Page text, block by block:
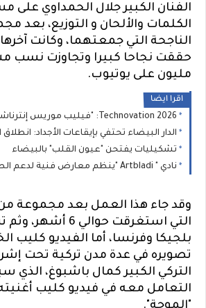
الفنان الكبير جلال الحمداوي على
الكلمات والألحان و التوزيع، بعد
الناجحة التي جمعتهما، وكانت آخرها
مليون على يوتيوب.
اقرا ايضا
2026 Technovation: "فيليب موريس إنترناشيونال" تجمع بالرباط خبراء دوليين لتسريع الحوار حول الابتكار والعلم والصحة العامة
الدار البيضاء تحتفي بإيقاعات الأجداد: انطلاق الدورة 14 لمهرجان "نجوم كناوة" بحضور
تشكيليات يفتحن "عيون القلب" بالبيضاء
نادي " Artbladi "ينظم معارض فنية لدعم الصحة النفسية
وقد جاء هذا العمل بعد مجموعة
التي استغرقت حوالي
بلجيكا وفرنسا، أما الفيديو كليب
تصويره في عدة مدن تركية تحت
التركي الكبير كمال باشبوغ، الذي
التعامل معه في فيديو كليب